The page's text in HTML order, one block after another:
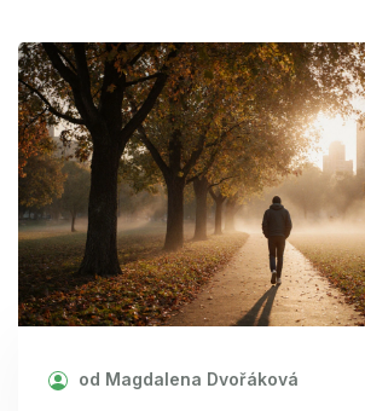
od Magdalena Dvořáková